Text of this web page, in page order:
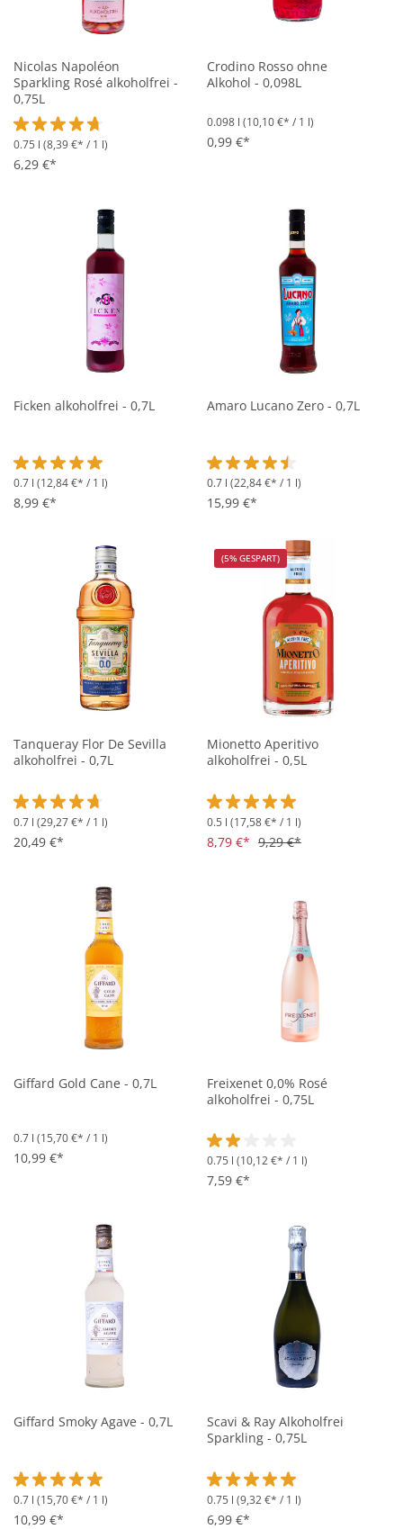
Nicolas Napoléon
Sparkling Rosé alkoholfrei -
0,75L
Durchschnittliche Bewertung von 4.7 von 5 Sternen
0.75 l (8,39 €* / 1 l)
6,29 €*
Crodino Rosso ohne
Alkohol - 0,098L
0.098 l (10,10 €* / 1 l)
0,99 €*
Ficken alkoholfrei - 0,7L
Durchschnittliche Bewertung von 5 von 5 Sternen
0.7 l (12,84 €* / 1 l)
8,99 €*
Amaro Lucano Zero - 0,7L
Durchschnittliche Bewertung
0.7 l (22,84 €* / 1 l)
15,99 €*
Tanqueray Flor De Sevilla
alkoholfrei - 0,7L
Durchschnittliche Bewertung von 4.6 von 5 Sternen
0.7 l (29,27 €* / 1 l)
20,49 €*
(5% GESPART)
Mionetto Aperitivo
alkoholfrei - 0,5L
Durchschnittliche Bewertung
0.5 l (17,58 €* / 1 l)
8,79 €* 9,29 €*
Giffard Gold Cane - 0,7L
0.7 l (15,70 €* / 1 l)
10,99 €*
Freixenet 0,0% Rosé
alkoholfrei - 0,75L
Durchschnittliche Bewertung
0.75 l (10,12 €* / 1 l)
7,59 €*
Giffard Smoky Agave - 0,7L
Durchschnittliche Bewertung von 5 von 5 Sternen
0.7 l (15,70 €* / 1 l)
10,99 €*
Scavi & Ray Alkoholfrei
Sparkling - 0,75L
Durchschnittliche Bewertung
0.75 l (9,32 €* / 1 l)
6,99 €*